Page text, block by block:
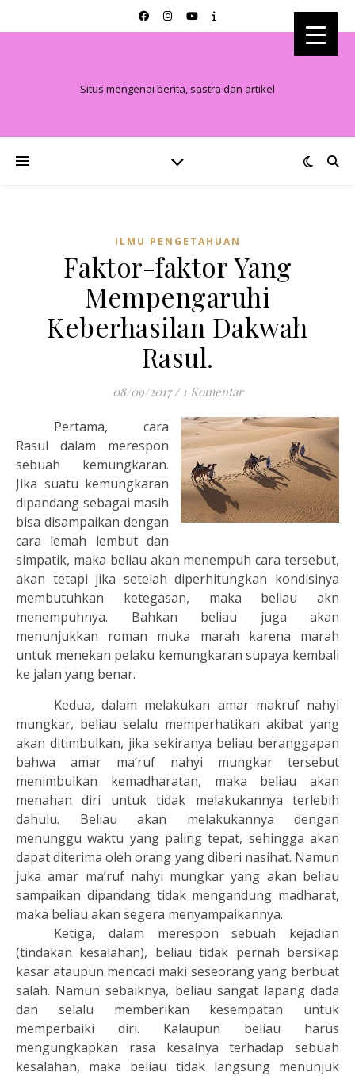
Situs mengenai berita, sastra dan artikel
ILMU PENGETAHUAN
Faktor-faktor Yang
Mempengaruhi
Keberhasilan Dakwah
Rasul.
08/09/2017 / 1 Komentar
Pertama, cara
Rasul dalam merespon
sebuah kemungkaran.
Jika suatu kemungkaran
dipandang sebagai masih
bisa disampaikan dengan
cara lemah lembut dan
simpatik, maka beliau akan menempuh cara tersebut,
akan tetapi jika setelah diperhitungkan kondisinya
membutuhkan ketegasan, maka beliau akn
menempuhnya. Bahkan beliau juga akan
menunjukkan roman muka marah karena marah
untuk menekan pelaku kemungkaran supaya kembali
ke jalan yang benar.
Kedua, dalam melakukan amar makruf nahyi
mungkar, beliau selalu memperhatikan akibat yang
akan ditimbulkan, jika sekiranya beliau beranggapan
bahwa amar ma’ruf nahyi mungkar tersebut
menimbulkan kemadharatan, maka beliau akan
menahan diri untuk tidak melakukannya terlebih
dahulu. Beliau akan melakukannya dengan
menunggu waktu yang paling tepat, sehingga akan
dapat diterima oleh orang yang diberi nasihat. Namun
juka amar ma’ruf nahyi mungkar yang akan beliau
sampaikan dipandang tidak mengandung madharat,
maka beliau akan segera menyampaikannya.
Ketiga, dalam merespon sebuah kejadian
(tindakan kesalahan), beliau tidak pernah bersikap
kasar ataupun mencaci maki seseorang yang berbuat
salah. Namun sebaiknya, beliau sangat lapang dada
dan selalu memberikan kesempatan untuk
memperbaiki diri. Kalaupun beliau harus
mengungkapkan rasa kesalnya terhadap sebuah
kesalahan, maka beliau tidak langsung menunjuk